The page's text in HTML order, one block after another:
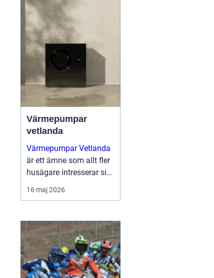
vardagstelefoni. Genom
tjänste...
Värmepumpar
vetlanda
Värmepumpar Vetlanda
är ett ämne som allt fler
husägare intresserar sig
för när energipriserna
ökar och kraven på
tydligare. Genom att
utnyttja lagrad solen...
16 maj 2026